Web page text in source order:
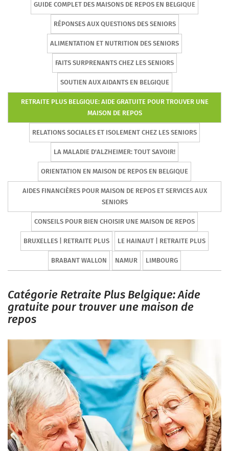
GUIDE COMPLET DES MAISONS DE REPOS EN BELGIQUE
RÉPONSES AUX QUESTIONS DES SENIORS
ALIMENTATION ET NUTRITION DES SENIORS
FAITS SURPRENANTS CHEZ LES SENIORS
SOUTIEN AUX AIDANTS EN BELGIQUE
RETRAITE PLUS BELGIQUE: AIDE GRATUITE POUR TROUVER UNE
MAISON DE REPOS
RELATIONS SOCIALES ET ISOLEMENT CHEZ LES SENIORS
LA MALADIE D'ALZHEIMER: TOUT SAVOIR!
ORIENTATION EN MAISON DE REPOS EN BELGIQUE
AIDES FINANCIÈRES POUR MAISON DE REPOS ET SERVICES AUX
SENIORS
CONSEILS POUR BIEN CHOISIR UNE MAISON DE REPOS
BRUXELLES | RETRAITE PLUS LE HAINAUT | RETRAITE PLUS
BRABANT WALLON NAMUR LIMBOURG
Catégorie Retraite Plus Belgique: Aide
gratuite pour trouver une maison de
repos